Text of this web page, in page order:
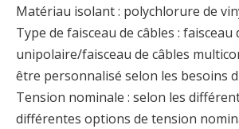
Matériau isolant : polychlorure de
Type de faisceau de câbles : faisceau
unipolaire/faisceau de câbles
être personnalisé selon les besoins
Tension nominale : selon les
différentes options de tension